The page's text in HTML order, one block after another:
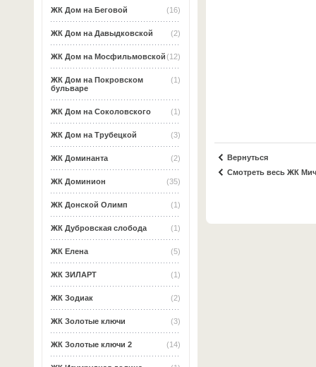
(16)
ЖК Дом на Беговой
(2)
ЖК Дом на Давыдковской
(12)
ЖК Дом на Мосфильмовской
(1)
ЖК Дом на Покровском
бульваре
(1)
ЖК Дом на Соколовского
(3)
ЖК Дом на Трубецкой
(2)
ЖК Доминанта
(35)
ЖК Доминион
(1)
ЖК Донской Олимп
(1)
ЖК Дубровская слобода
(5)
ЖК Елена
(1)
ЖК ЗИЛАРТ
(2)
ЖК Зодиак
(3)
ЖК Золотые ключи
(14)
ЖК Золотые ключи 2
Вернуться
Смотреть весь ЖК